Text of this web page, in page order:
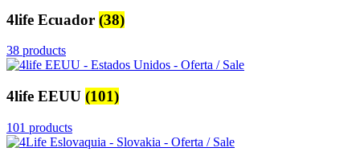
4life Ecuador (38)
38 products
4life EEUU (101)
101 products